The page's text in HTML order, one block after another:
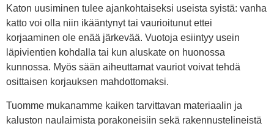
Katon uusiminen tulee ajankohtaiseksi useista syistä: vanha
katto voi olla niin ikääntynyt tai vaurioitunut ettei
korjaaminen ole enää järkevää. Vuotoja esiintyy usein
läpivientien kohdalla tai kun aluskate on huonossa
kunnossa. Myös sään aiheuttamat vauriot voivat tehdä
osittaisen korjauksen mahdottomaksi.
Tuomme mukanamme kaiken tarvittavan materiaalin ja
kaluston naulaimista porakoneisiin sekä rakennustelineistä